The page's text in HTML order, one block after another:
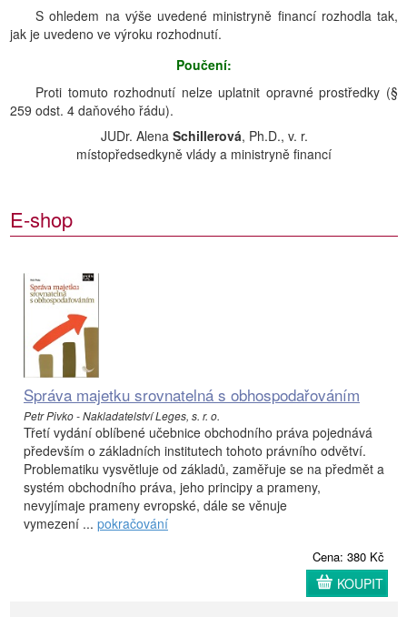
S ohledem na výše uvedené ministryně financí rozhodla tak,
jak je uvedeno ve výroku rozhodnutí.
Poučení:
Proti tomuto rozhodnutí nelze uplatnit opravné prostředky (§
259 odst. 4 daňového řádu).
JUDr. Alena Schillerová, Ph.D., v. r.
místopředsedkyně vlády a ministryně financí
E-shop
Správa majetku srovnatelná s obhospodařováním
Petr Pivko - Nakladatelství Leges, s. r. o.
Třetí vydání oblíbené učebnice obchodního práva pojednává
především o základních institutech tohoto právního odvětví.
Problematiku vysvětluje od základů, zaměřuje se na předmět a
systém obchodního práva, jeho principy a prameny,
nevyjímaje prameny evropské, dále se věnuje
vymezení ... pokračování
Cena: 380 Kč
KOUPIT